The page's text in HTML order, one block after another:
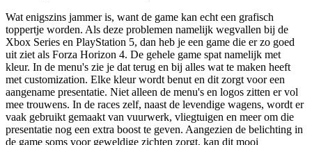
Wat enigszins jammer is, want de game kan echt een grafisch
toppertje worden. Als deze problemen namelijk wegvallen bij de
Xbox Series en PlayStation 5, dan heb je een game die er zo goed
uit ziet als Forza Horizon 4. De gehele game spat namelijk met
kleur. In de menu's zie je dat terug en bij alles wat te maken heeft
met customization. Elke kleur wordt benut en dit zorgt voor een
aangename presentatie. Niet alleen de menu's en logos zitten er vol
mee trouwens. In de races zelf, naast de levendige wagens, wordt er
vaak gebruikt gemaakt van vuurwerk, vliegtuigen en meer om die
presentatie nog een extra boost te geven. Aangezien de belichting in
de game soms voor geweldige zichten zorgt, kan dit mooi